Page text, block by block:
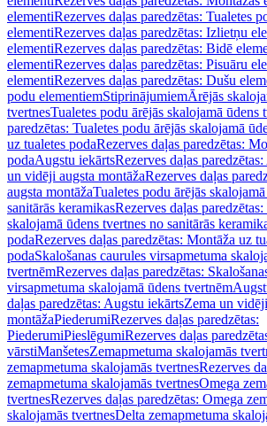
elementiRezerves daļas paredzētas: Tualetes
elementiRezerves daļas paredzētas: Izlietņu
elementiRezerves daļas paredzētas: Bidē
elementiRezerves daļas paredzētas: Pisuāru
elementiRezerves daļas paredzētas: Dušu
podu elementiemStiprinājumiemĀrējās
tvertnesTualetes podu ārējās skalojamā ūdens
paredzētas: Tualetes podu ārējās skalojamā
uz tualetes podaRezerves daļas paredzētas:
podaAugstu iekārtsRezerves daļas
un vidēji augsta montāžaRezerves daļas
augsta montāžaTualetes podu ārējās
sanitārās keramikasRezerves daļas
skalojamā ūdens tvertnes no sanitārās
podaRezerves daļas paredzētas: Montāža uz
podaSkalošanas caurules virsapmetuma
tvertnēmRezerves daļas paredzētas:
virsapmetuma skalojamā ūdens tvertnēm
daļas paredzētas: Augstu iekārtsZema un
montāžaPiederumiRezerves daļas paredzētas:
PiederumiPieslēgumiRezerves daļas
vārstiManšetesZemapmetuma skalojamās
zemapmetuma skalojamās tvertnesRezerves
zemapmetuma skalojamās tvertnesOmega
tvertnesRezerves daļas paredzētas: Omega
skalojamās tvertnesDelta zemapmetuma